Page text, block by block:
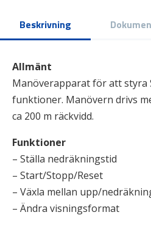
Beskrivning
Allmänt
Manöverapparat för att styra
funktioner. Manövern drivs
ca 200 m räckvidd.
Funktioner
– Ställa nedräkningstid
– Start/Stopp/Reset
– Växla mellan upp/
– Ändra visningsformat